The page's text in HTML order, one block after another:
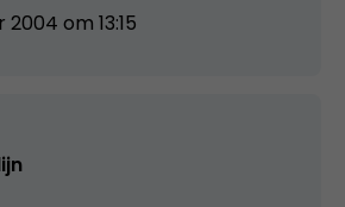
om 13:15